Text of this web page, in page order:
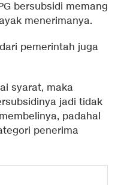
bersubsidi memang
menerimanya.
pemerintah juga
syarat, maka
jadi tidak
padahal
penerima